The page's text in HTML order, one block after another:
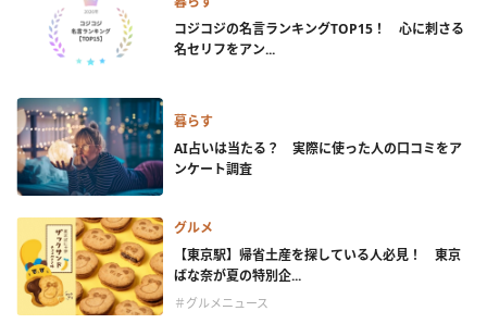
コジコジの名言ランキングTOP15！ 心に刺さる
名セリフをアン...
暮らす
AI占いは当たる？ 実際に使った人の口コミをア
ンケート調査
グルメ
【東京駅】帰省土産を探している人必見！ 東京
ばな奈が夏の特別企...
＃グルメニュース